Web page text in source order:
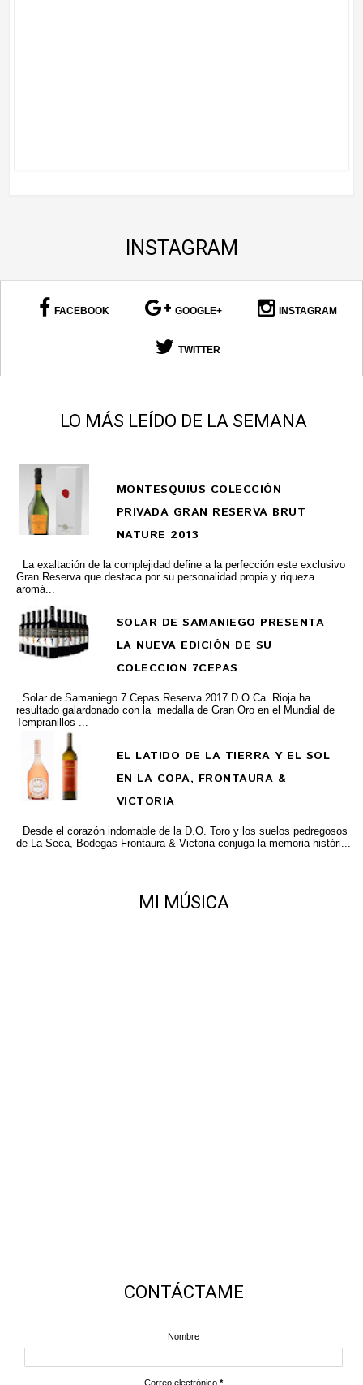
INSTAGRAM
FACEBOOK GOOGLE+ INSTAGRAM
TWITTER
LO MÁS LEÍDO DE LA SEMANA
MONTESQUIUS COLECCIÓN
PRIVADA GRAN RESERVA BRUT
NATURE 2013
La exaltación de la complejidad define a la perfección este exclusivo
Gran Reserva que destaca por su personalidad propia y riqueza
aromá...
SOLAR DE SAMANIEGO PRESENTA
LA NUEVA EDICIÓN DE SU
COLECCIÓN 7CEPAS
Solar de Samaniego 7 Cepas Reserva 2017 D.O.Ca. Rioja ha
resultado galardonado con la medalla de Gran Oro en el Mundial de
Tempranillos ...
EL LATIDO DE LA TIERRA Y EL SOL
EN LA COPA, FRONTAURA &
VICTORIA
Desde el corazón indomable de la D.O. Toro y los suelos pedregosos
de La Seca, Bodegas Frontaura & Victoria conjuga la memoria históri...
MI MÚSICA
CONTÁCTAME
Nombre
Correo electrónico *